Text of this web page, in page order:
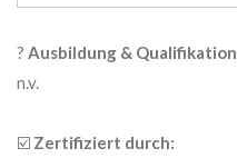
?Ausbildung & Qualifikation
n.v.
☑️ Zertifiziert durch: